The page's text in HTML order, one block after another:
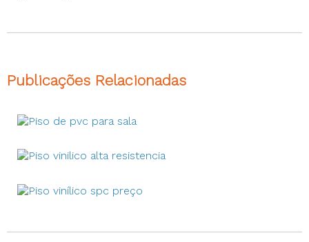
Publicações Relacionadas